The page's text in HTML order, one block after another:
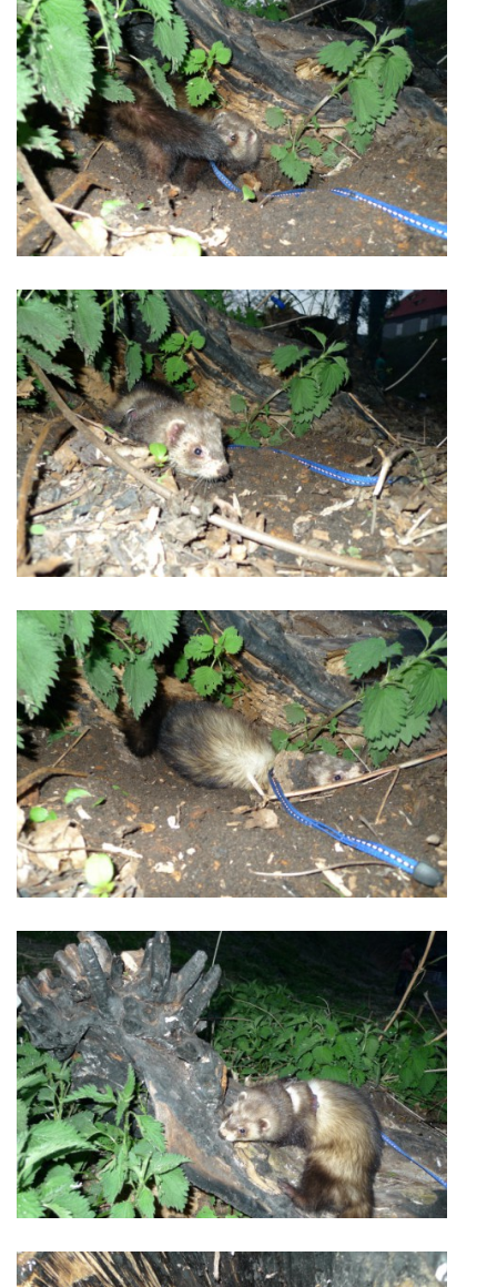
JEDNA ČÍ VÍCE FRETEK?
KASTRACE
STRAVA
PODPORA
E - S H O P
HISTORIE 2022
O NÁS :-)
VÝROČNÍ ZPRÁVY
JAK NÁM POMOCI
NAPSALI O NÁS
NATÁČENÍ V TELEVIZI
AKCE
SLUŽBY
HISTORIE - 2010 - 2020
JAK NÁM POMOCI - POMÁHAJÍ NÁM :-)
Fretky Boleslav, z.s.
294 25 Katusice